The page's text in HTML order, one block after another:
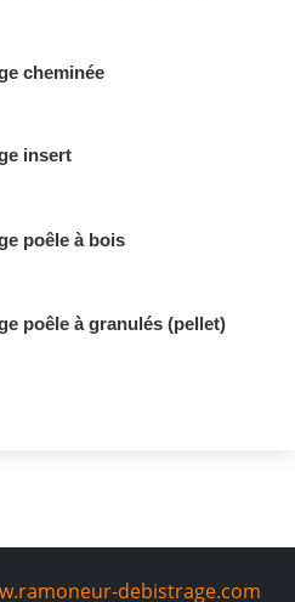
cheminée
insert
poêle à bois
poêle à granulés (pellet)
debistrage.com